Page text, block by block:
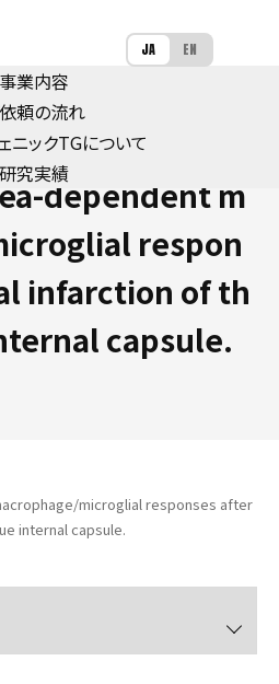
JA EN
事業内容
頼の流れ
ニックTGについて
研究実績dependent m
respon
infarction of th
capsule.
microglial responses after
internal capsule.